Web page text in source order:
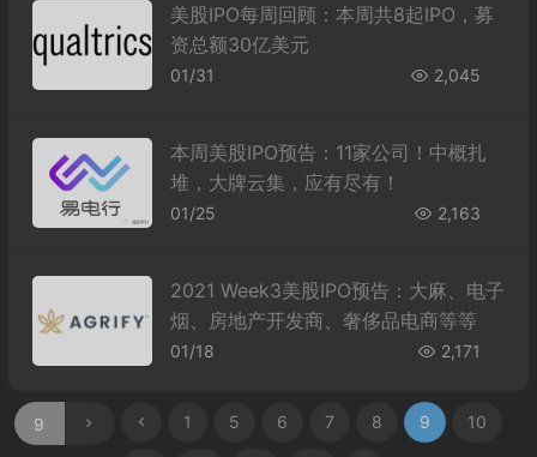
美股IPO每周回顾：本周共8起IPO，募
资总额30亿美元
01/31 2,045
本周美股IPO预告：11家公司！中概扎
堆，大牌云集，应有尽有！
01/25 2,163
2021 Week3美股IPO预告：大麻、电子
烟、房地产开发商、奢侈品电商等等
01/18 2,171
1 5 6 7 8 9 10